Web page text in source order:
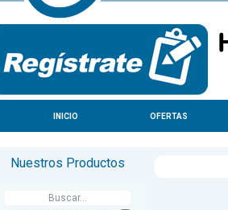
INICIO OFERTAS
Nuestros Productos